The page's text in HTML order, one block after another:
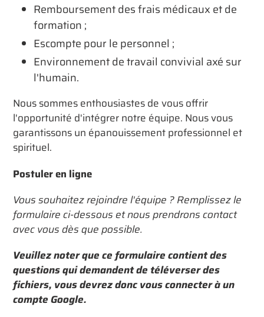
Remboursement des frais médicaux et de
formation ;
Escompte pour le personnel ;
Environnement de travail convivial axé sur
l'humain.
Nous sommes enthousiastes de vous offrir
l'opportunité d'intégrer notre équipe. Nous vous
garantissons un épanouissement professionnel et
spirituel.
Postuler en ligne
Vous souhaitez rejoindre l'équipe ? Remplissez le
formulaire ci-dessous et nous prendrons contact
avec vous dès que possible.
Veuillez noter que ce formulaire contient des
questions qui demandent de téléverser des
fichiers, vous devrez donc vous connecter à un
compte Google.